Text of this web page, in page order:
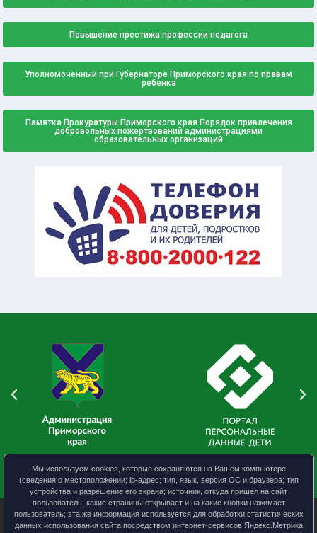
Повышение престижа профессии педагога
Уполномоченный при Губернаторе Приморского края по правам
ребенка
Памятка Прокуратуры Приморского края Порядок привлечения
добровольных пожертвований администрациями
образовательных организаций
Мы используем cookies, которые сохраняются на Вашем компьютере
(сведения о местоположении; ip-адрес; тип, язык, версия ОС и браузера; тип
устройства и разрешение его экрана; источник, откуда пришел на сайт
пользователь; какие страницы открывает и на какие кнопки нажимает
пользователь; эта же информация используется для обработки статистических
данных использования сайта посредством интернет-сервисов Яндекс.Метрика